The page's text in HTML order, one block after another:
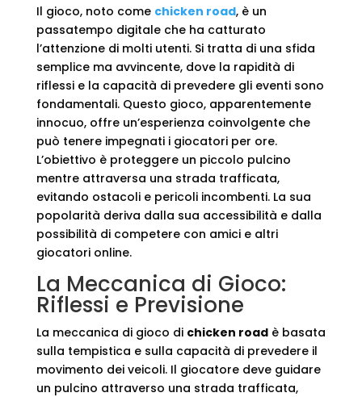
Il gioco, noto come chicken road, è un
passatempo digitale che ha catturato
l’attenzione di molti utenti. Si tratta di una sfida
semplice ma avvincente, dove la rapidità di
riflessi e la capacità di prevedere gli eventi sono
fondamentali. Questo gioco, apparentemente
innocuo, offre un’esperienza coinvolgente che
può tenere impegnati i giocatori per ore.
L’obiettivo è proteggere un piccolo pulcino
mentre attraversa una strada trafficata,
evitando ostacoli e pericoli incombenti. La sua
popolarità deriva dalla sua accessibilità e dalla
possibilità di competere con amici e altri
giocatori online.
La Meccanica di Gioco:
Riflessi e Previsione
La meccanica di gioco di chicken roadè basata
sulla tempistica e sulla capacità di prevedere il
movimento dei veicoli. Il giocatore deve guidare
un pulcino attraverso una strada trafficata,